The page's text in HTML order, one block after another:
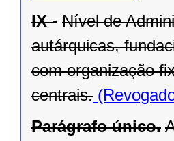
IX - Nível de
autárquicas,
com organização
centrais.
Parágrafo único.